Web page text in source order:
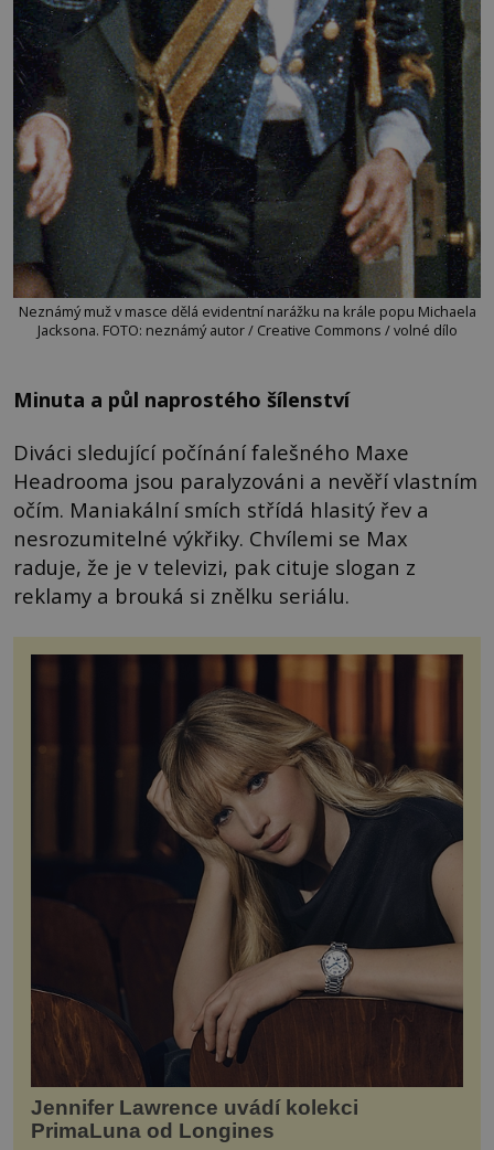
Neznámý muž v masce dělá evidentní narážku na krále popu Michaela
Jacksona. FOTO: neznámý autor / Creative Commons / volné dílo
Minuta a půl naprostého šílenství
Diváci sledující počínání falešného Maxe
Headrooma jsou paralyzováni a nevěří vlastním
očím. Maniakální smích střídá hlasitý řev a
nesrozumitelné výkřiky. Chvílemi se Max
raduje, že je v televizi, pak cituje slogan z
reklamy a brouká si znělku seriálu.
Jennifer Lawrence uvádí kolekci
PrimaLuna od Longines